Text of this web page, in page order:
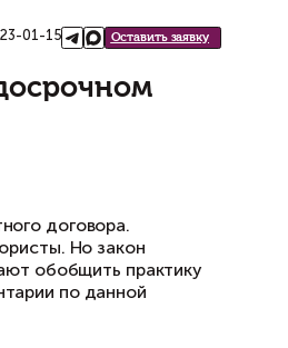
+7
штрафа
якобы нарушение
Это незаконно,